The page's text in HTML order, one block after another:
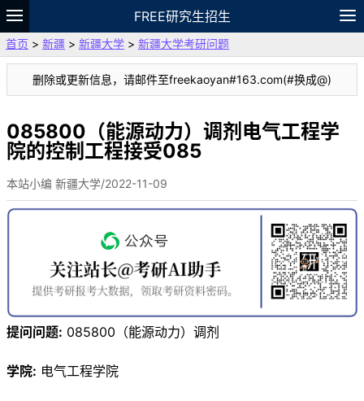
FREE研究生招生
题库
故事 专题 APP 笔记
VIP
资料
首页 > 新疆 > 新疆大学 > 新疆大学考研问题
删除或更新信息，请邮件至freekaoyan#163.com(#换成@)
085800（能源动力）调剂电气工程学
院的控制工程接受085
本站小编 新疆大学/2022-11-09
提问问题: 085800（能源动力）调剂
学院: 电气工程学院